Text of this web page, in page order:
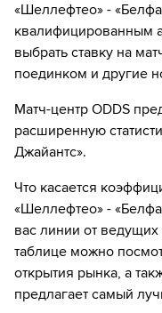
«Шеллефтео» -
квалифицированным
выбрать ставку на
поединком и другие
Матч-центр ODDS
расширенную
Джайантс».
Что касается
«Шеллефтео» -
вас линии от
таблице можно
открытия рынка, а
предлагает самый